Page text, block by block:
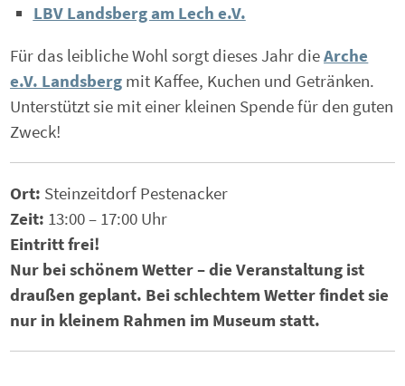
LBV Landsberg am Lech e.V.
Für das leibliche Wohl sorgt dieses Jahr dieArche
e.V. Landsberg mit Kaffee, Kuchen und Getränken.
Unterstützt sie mit einer kleinen Spende für den guten
Zweck!
Ort: Steinzeitdorf Pestenacker
Zeit: 13:00 – 17:00 Uhr
Eintritt frei!
Nur bei schönem Wetter – die Veranstaltung ist
draußen geplant. Bei schlechtem Wetter findet sie
nur in kleinem Rahmen im Museum statt.